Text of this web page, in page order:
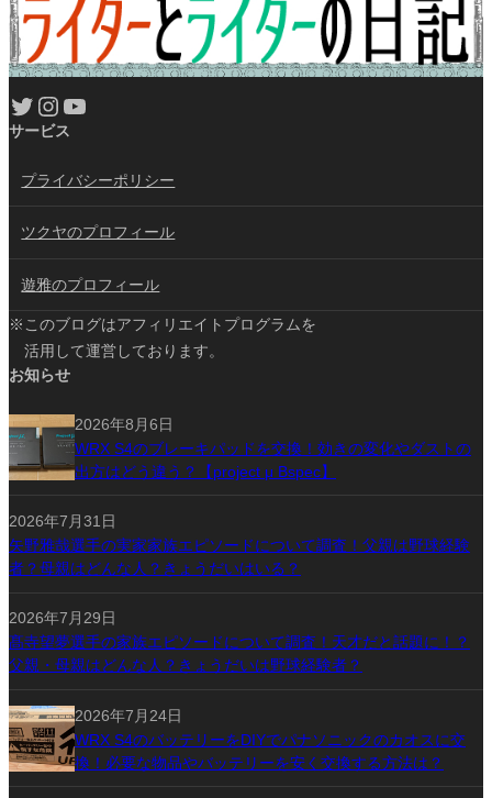
Twitter Instagram YouTube
サービス
プライバシーポリシー
ツクヤのプロフィール
遊雅のプロフィール
※このブログはアフィリエイトプログラムを
活用して運営しております。
お知らせ
2026年8月6日
WRX S4のブレーキパッドを交換！効きの変化やダストの
出方はどう違う？【project μ Bspec】
2026年7月31日
矢野雅哉選手の実家家族エピソードについて調査！父親は野球経験
者？母親はどんな人？きょうだいはいる？
2026年7月29日
髙寺望夢選手の家族エピソードについて調査！天才だと話題に！？
父親・母親はどんな人？きょうだいは野球経験者？
2026年7月24日
WRX S4のバッテリーをDIYでパナソニックのカオスに交
換！必要な物品やバッテリーを安く交換する方法は？